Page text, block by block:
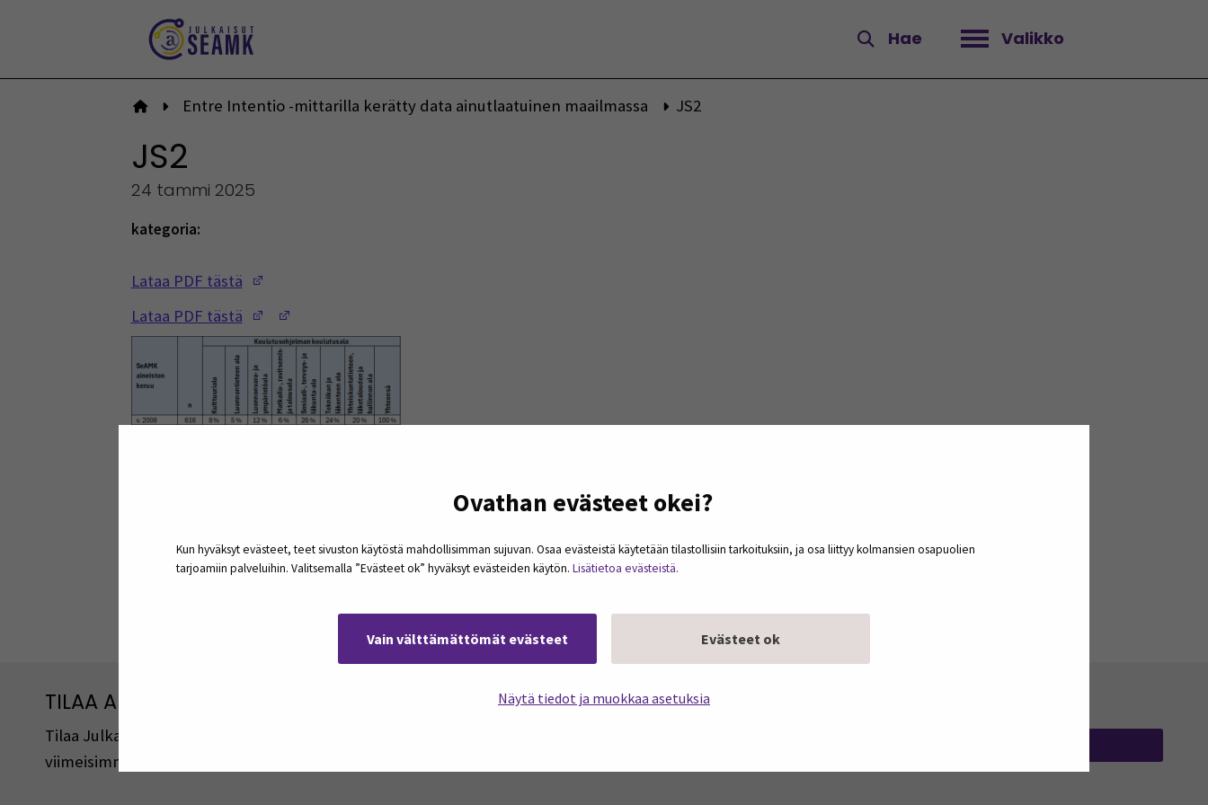
Ovathan evästeet okei?
Kun hyväksyt evästeet, teet sivuston käytöstä mahdollisimman sujuvan. Osaa evästeistä käytetään tilastollisiin tarkoituksiin, ja osa liittyy kolmansien osapuolien
tarjoamiin palveluihin. Valitsemalla ”Evästeet ok” hyväksyt evästeiden käytön. Lisätietoa evästeistä.
Vain välttämättömät evästeet Evästeet ok
Näytä tiedot ja muokkaa asetuksia
Hae Valikko
Avaa valikko
Etusivulle
Entre Intentio -mittarilla kerätty data ainutlaatuinen maailmassa JS2
JS2
24 tammi 2025
kategoria:
Lataa PDF tästä
Lataa PDF tästä
(Opens in a new window)
TILAA ARTIKKELEITA JA PODCASTEJA
Tilaa Julkaisut@SEAMK -sivuston artikkeleita ja podcasteja omaan sähköpostiisi. Koosteet
viimeisimmistä julkaisuista lähetetään tilaajille kerran kuukaudessa.